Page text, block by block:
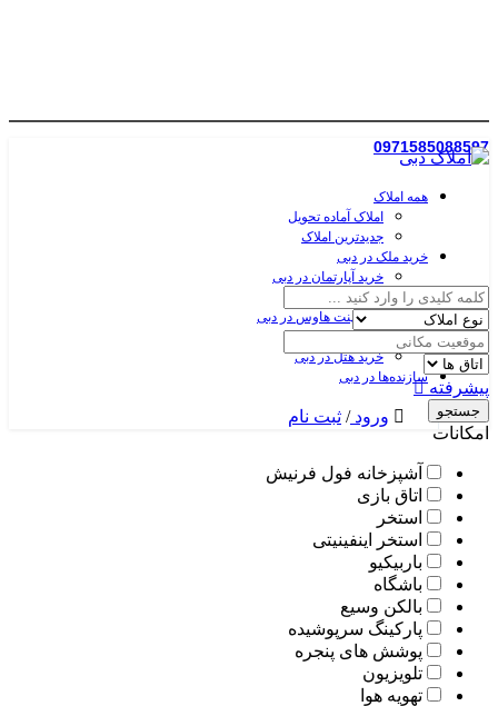
0971585088597
همه املاک
املاک آماده تحویل
جدیدترین املاک
خرید ملک در دبی
خرید آپارتمان در دبی
خرید ویلا در دبی
خرید پنت هاوس در دبی
خرید هتل در دبی
سازنده‌ها در دبی
ورود/ ثبت نام
پیشرفته
جستجو
امکانات
آشپزخانه فول فرنیش
اتاق بازی
استخر
استخر اینفینیتی
باربیکیو
باشگاه
بالکن وسیع
پارکینگ سرپوشیده
پوشش های پنجره
تلویزیون
تهویه هوا